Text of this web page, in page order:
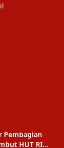
Pembagian
HUT RI